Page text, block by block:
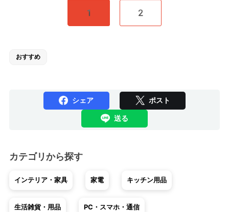
1 2
おすすめ
シェア ポスト
送る
カテゴリから探す
インテリア・家具 家電 キッチン用品
生活雑貨・用品 PC・スマホ・通信